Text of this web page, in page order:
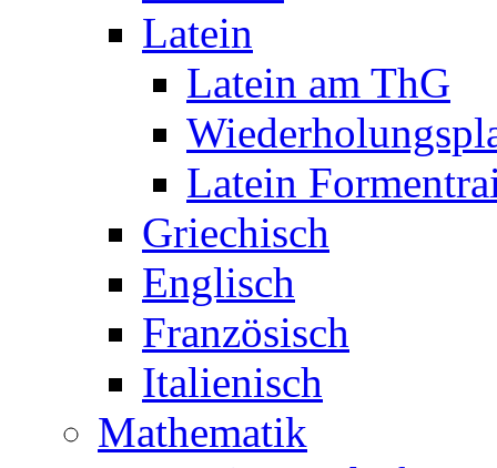
Latein
Latein am ThG
Latein
Griechisch
Englisch
Französisch
Italienisch
Mathematik